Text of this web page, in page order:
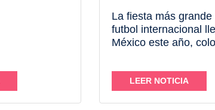
La fiesta más grande
futbol internacional
México este año,
atención global. Con
visitantes llegando a
LEER NOTICIA